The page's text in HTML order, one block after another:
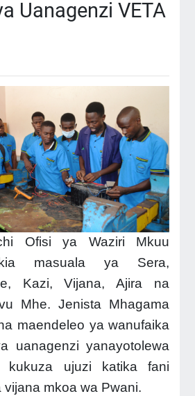
Uanagenzi VETA
Ofisi ya Waziri Mkuu
masuala ya Sera,
Kazi, Vijana, Ajira na
Mhe. Jenista Mhagama
maendeleo ya wanufaika
uanagenzi yanayotolewa
kukuza ujuzi katika fani
vijana mkoa wa Pwani.